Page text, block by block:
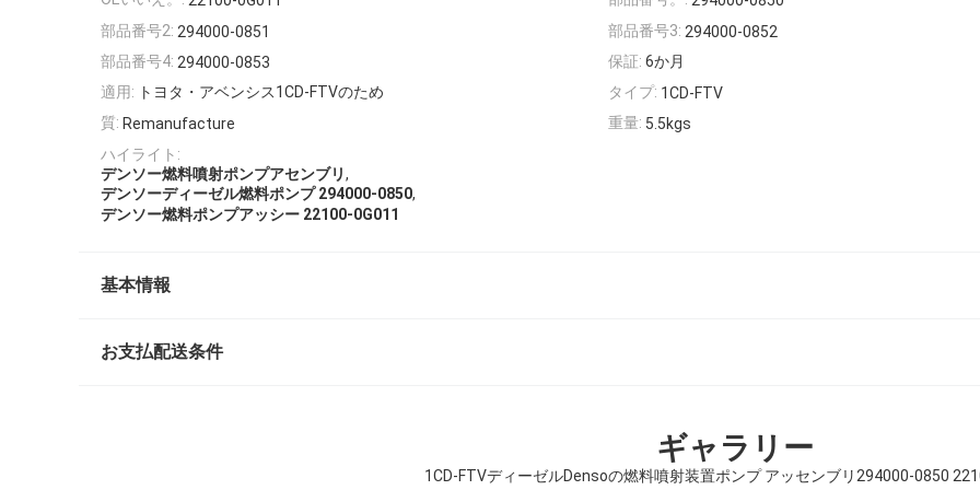
部品番号2: 294000-0851 部品番号3: 294000-0852
部品番号4: 294000-0853 保証: 6か月
適用: トヨタ・アベンシス1CD-FTVのため タイプ: 1CD-FTV
質: Remanufacture 重量: 5.5kgs
ハイライト:
デンソー燃料噴射ポンプアセンブリ,
デンソーディーゼル燃料ポンプ 294000-0850,
デンソー燃料ポンプアッシー 22100-0G011
基本情報
お支払配送条件
ギャラリー
1CD-FTVディーゼルDensoの燃料噴射装置ポンプ アッセンブリ294000-0850